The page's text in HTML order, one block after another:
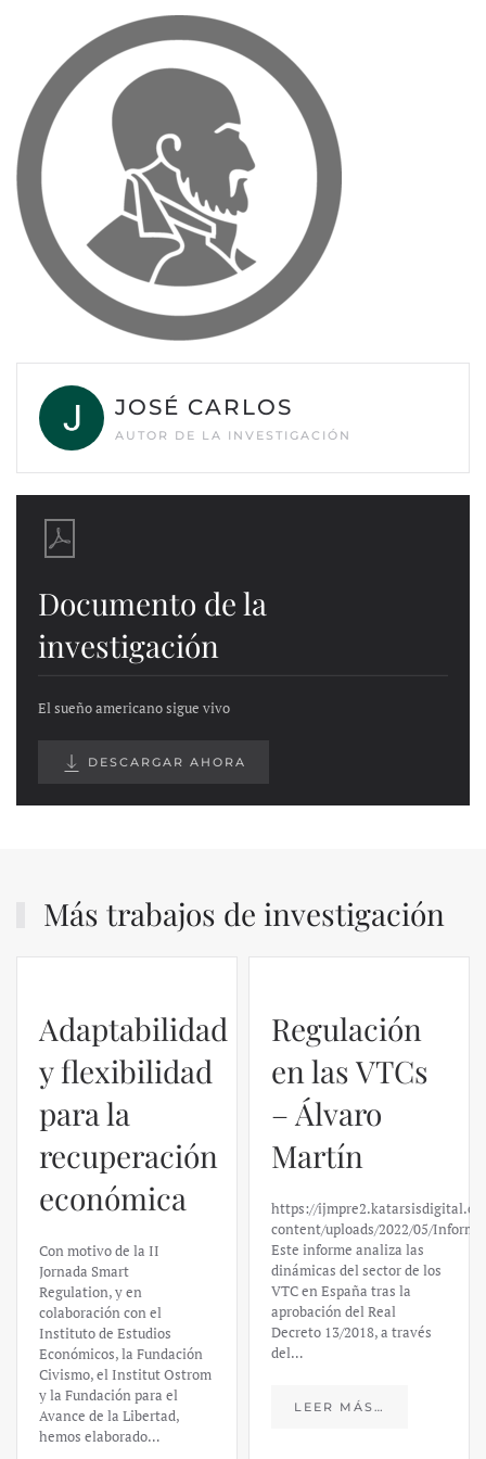
JOSÉ CARLOS
AUTOR DE LA INVESTIGACIÓN
Documento de la
investigación
El sueño americano sigue vivo
DESCARGAR AHORA
Más trabajos de investigación
Adaptabilidad
y flexibilidad
para la
recuperación
económica
Con motivo de la II
Jornada Smart
Regulation, y en
colaboración con el
Instituto de Estudios
Económicos, la Fundación
Civismo, el Institut Ostrom
y la Fundación para el
Avance de la Libertad,
hemos elaborado…
Regulación
en las VTCs
– Álvaro
Martín
https://
content/uploads/2022/05/
Este informe analiza las
dinámicas del sector de los
VTC en España tras la
aprobación del Real
Decreto 13/2018, a través
del…
LEER MÁS…